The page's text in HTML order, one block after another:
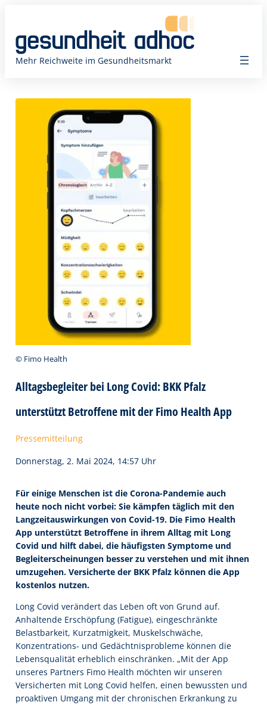
springen
Mehr Reichweite im Gesundheitsmarkt
© Fimo Health
Alltagsbegleiter bei Long Covid: BKK Pfalz
unterstützt Betroffene mit der Fimo Health App
Pressemitteilung
Donnerstag, 2. Mai 2024, 14:57 Uhr
Für einige Menschen ist die Corona-Pandemie auch
heute noch nicht vorbei: Sie kämpfen täglich mit den
Langzeitauswirkungen von Covid-19. Die Fimo Health
App unterstützt Betroffene in ihrem Alltag mit Long
Covid und hilft dabei, die häufigsten Symptome und
Begleiterscheinungen besser zu verstehen und mit ihnen
umzugehen. Versicherte der BKK Pfalz können die App
kostenlos nutzen.
Long Covid verändert das Leben oft von Grund auf.
Anhaltende Erschöpfung (Fatigue), eingeschränkte
Belastbarkeit, Kurzatmigkeit, Muskelschwäche,
Konzentrations- und Gedächtnisprobleme können die
Lebensqualität erheblich einschränken. „Mit der App
unseres Partners Fimo Health möchten wir unseren
Versicherten mit Long Covid helfen, einen bewussten und
proaktiven Umgang mit der chronischen Erkrankung zu